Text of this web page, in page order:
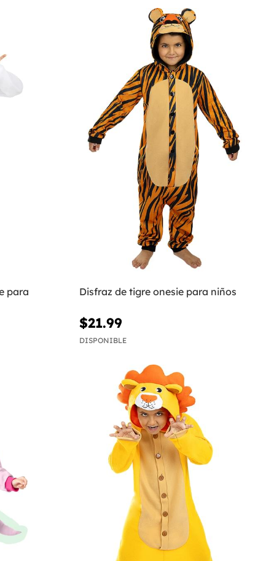
para
Disfraz de tigre onesie para niños
$21.99
DISPONIBLE